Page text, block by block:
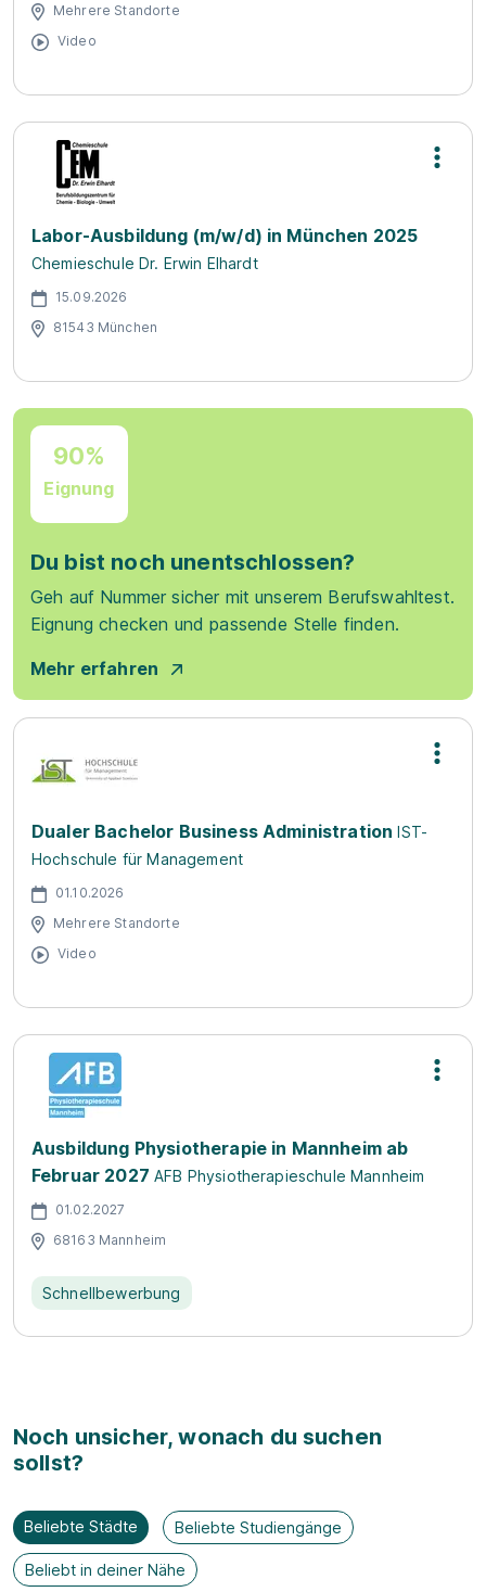
Mehrere Standorte
Video
Labor-Ausbildung (m/w/d) in München 2025
Chemieschule Dr. Erwin Elhardt
15.09.2026
81543 München
90%
Eignung
Du bist noch unentschlossen?
Geh auf Nummer sicher mit unserem Berufswahltest.
Eignung checken und passende Stelle finden.
Mehr erfahren
Dualer Bachelor Business Administration IST-
Hochschule für Management
01.10.2026
Mehrere Standorte
Video
Ausbildung Physiotherapie in Mannheim ab
Februar 2027 AFB Physiotherapieschule Mannheim
01.02.2027
68163 Mannheim
Schnellbewerbung
Noch unsicher, wonach du suchen
sollst?
Beliebte Städte Beliebte Studiengänge
Beliebt in deiner Nähe